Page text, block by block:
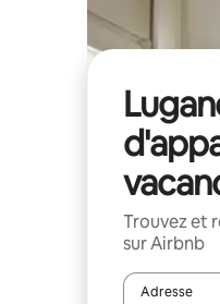
Trouvez et
sur Airbnb
Adresse